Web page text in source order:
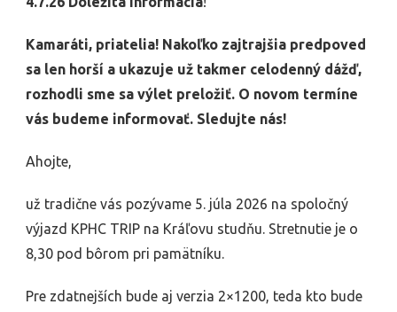
Kamaráti, priatelia! Nakoľko zajtrajšia predpoved
sa len horší a ukazuje už takmer celodenný dážď,
rozhodli sme sa výlet preložiť. O novom termíne
vás budeme informovať. Sledujte nás!
Ahojte,
už tradične vás pozývame 5. júla 2026 na spoločný
výjazd KPHC TRIP na Kráľovu studňu. Stretnutie je o
8,30 pod bôrom pri pamätníku.
Pre zdatnejších bude aj verzia 2×1200, teda kto bude